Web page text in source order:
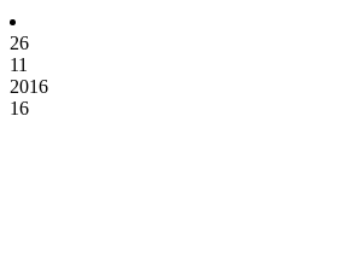
26
11
2016
16